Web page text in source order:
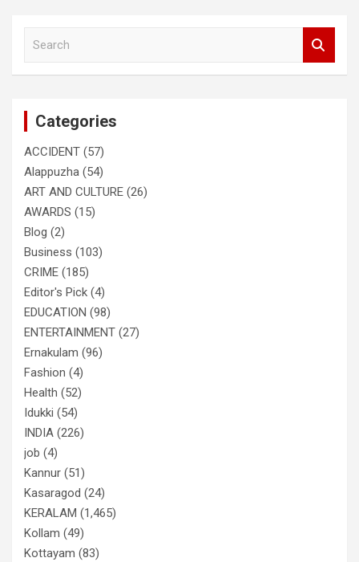
Categories
ACCIDENT (57)
Alappuzha (54)
ART AND CULTURE (26)
AWARDS (15)
Blog (2)
Business (103)
CRIME (185)
Editor's Pick (4)
EDUCATION (98)
ENTERTAINMENT (27)
Ernakulam (96)
Fashion (4)
Health (52)
Idukki (54)
INDIA (226)
job (4)
Kannur (51)
Kasaragod (24)
KERALAM (1,465)
Kollam (49)
Kottayam (83)